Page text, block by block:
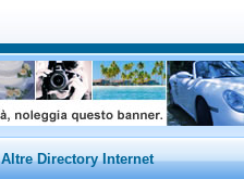
Altre Directory Internet